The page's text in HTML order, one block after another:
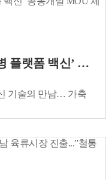
플랫폼 백신’ 공동
기술의 만남… 가축